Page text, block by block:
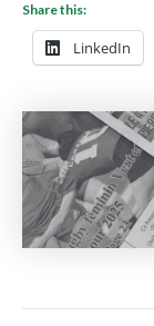
Share this:
LinkedIn